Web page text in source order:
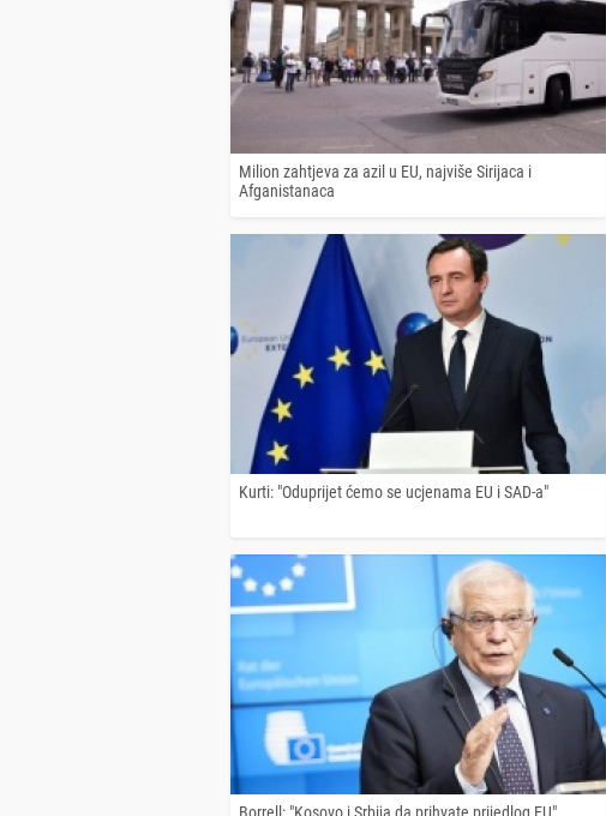
Milion zahtjeva za azil u EU, najviše Sirijaca i
Afganistanaca
Kurti: "Oduprijet ćemo se ucjenama EU i SAD-a"
Borrell: "Kosovo i Srbija da prihvate prijedlog EU"